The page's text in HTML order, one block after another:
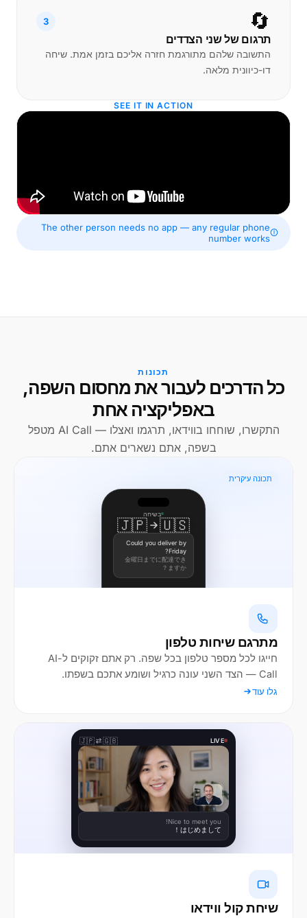
🔄
3
תרגום של שני הצדדים
התשובה שלהם מתורגמת חזרה אליכם בזמן אמת. שיחה
דו-כיוונית מלאה.
SEE IT IN ACTION
The other person needs no app — any regular phone
number works
תכונות
כל הדרכים לעבור את מחסום השפה,
באפליקציה אחת
התקשרו, שוחחו בווידאו, תרגמו ואצלו — AI Call מטפל
בשפה, אתם נשארים אתם.
תכונה עיקרית
בשיחה
🇺🇸
🇯🇵
Could you deliver by
Friday?
金曜日までに配達でき
ますか？
מתרגם שיחות טלפון
חייגו לכל מספר טלפון בכל שפה. רק אתם זקוקים ל-AI
Call — הצד השני עונה כרגיל ושומע אתכם בשפתו.
גלו עוד
LIVE
🇬🇧
🇯🇵
Nice to meet you!
はじめまして！
שיחת קול ווידאו